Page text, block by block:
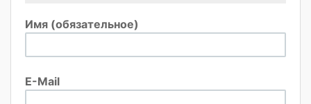
Имя (обязательное)
E-Mail